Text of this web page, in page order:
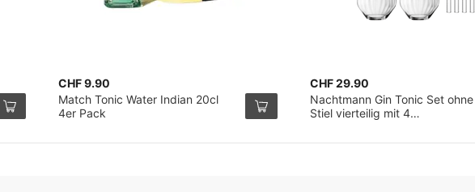
CHF 9.90
Match Tonic Water Indian 20cl
4er Pack
CHF 29.90
Nachtmann Gin Tonic Set ohne
Stiel vierteilig mit 4